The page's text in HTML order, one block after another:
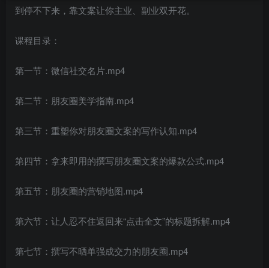
到停不下来，靠文案让你主业、副业双开花。
课程目录：
第一节：微信社交名片.mp4
第二节：朋友圈美学指南.mp4
第三节：重塑你对朋友圈文案的写作认知.mp4
第四节：拿来即用的撰写朋友圈文案的爆款公式.mp4
第五节：朋友圈的营销地图.mp4
第六节：让人忍不住返回来“点击全文”的标题拆解.mp4
第七节：撰写不晒单强成交力的朋友圈.mp4